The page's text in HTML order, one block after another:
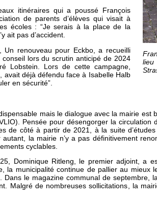
itinéraires qui a poussé François
de parents d’élèves qui visait à
écoles : “Je serais à la place de la
ait pas d’accident.
Un renouveau pour Eckbo, a recueilli
lors du scrutin anticipé de 2024
Lobstein. Lors de cette campagne,
avait déjà défendu face à Isabelle Halb
en sécurité”.
lieu
mais le dialogue avec la mairie est
Pensée pour désengorger la circulation
de côté à partir de 2021, à la suite
la mairie n’y a pas définitivement
cyclables.
Dominique Ritleng, le premier adjoint, a
la municipalité continue de pallier au mieux
Dans le magazine communal de
Malgré de nombreuses sollicitations, la